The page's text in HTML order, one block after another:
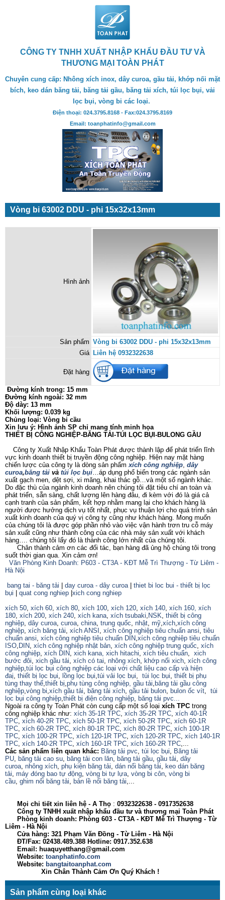
CÔNG TY TNHH XUẤT NHẬP KHẨU ĐẦU TƯ VÀ
THƯƠNG MẠI TOÀN PHÁT
Chuyên cung cấp: Nhông xích inox, dây curoa, gầu tải, khớp nối mặt
bích, keo dán băng tải, băng tải gầu, băng tải xích, túi lọc bụi, vải
lọc bụi, vòng bi các loại.
Điện thoại: 024.3795.8168 - Fax:024.3795.8169
Email: toanphatinfo@gmail.com
Vòng bi 63002 DDU - phi 15x32x13mm
Hình ảnh
Sản phẩm Vòng bi 63002 DDU - phi 15x32x13mm
Giá Liên hệ 0932322638
Đặt hàng
Đường kính trong: 15 mm
Đường kính ngoài: 32 mm
Độ dày: 13 mm
Khối lượng: 0.039 kg
Chủng loại: Vòng bi cầu
Xin lưu ý: Hình ảnh SP chỉ mang tính minh họa
THIẾT BỊ CÔNG NGHIỆP-BĂNG TẢI-TÚI LỌC BỤI-BULONG GẦU
Công ty Xuất Nhập Khẩu Toàn Phát được thành lập để phát triển lĩnh
vực kinh doanh thiết bị truyền động công nghiệp. Hiện nay mặt hàng
chiến lược của công ty là dòng sản phẩm xích công nghiệp, dây
curoa,băng tải và túi lọc bụi…áp dụng phổ biến trong các ngành sản
xuất gạch men, dệt sợi, xi măng, khai thác gỗ…và một số ngành khác.
Do đặc thù của ngành kinh doanh nên chúng tôi đặt tiêu chí an toàn và
phát triển, sẵn sàng, chất lượng lên hàng đâu, đi kèm với đó là giá cả
cạnh tranh của sản phẩm, kết hợp nhằm mang lại cho khách hàng là
người được hưởng dịch vụ tốt nhất, phục vụ thuận lợi cho quá trình sản
xuất kinh doanh của quý vị công ty cũng như khách hàng. Mong muốn
của chúng tôi là được góp phần nhỏ vào việc vận hành trơn tru cỗ máy
sản xuất cũng như thành công của các nhà máy sản xuất với khách
hàng…. chúng tôi lấy đó là thành công lớn nhất của chúng tôi.
Chân thành cảm ơn các đối tác, bạn hàng đã ủng hộ chúng tôi trong
suốt thời gian qua. Xin cảm ơn!
Văn Phòng Kinh Doanh: P603 - CT3A - KĐT Mễ Trì Thượng - Từ Liêm -
Hà Nội
bang tai - băng tải
day curoa - dây curoa| thiet bi loc bui - thiết bị lọc
bụi
quat cong nghiep xich cong nghiep
xích 50, xích 60, xích 80, xích 100, xích 120, xích 140, xích 160, xích
180, xích 200, xích 240, xích kana, xích tsubaki, NSK, thiết bị công
nghiệp, dây curoa, curoa, china, trung quốc, nhật, mỹ,xích,xích công
nghiệp, xích băng tải, xích ANSI , xích công nghiệp tiêu chuẩn ansi, tiêu
chuẩn ansi, xích công nghiệp tiêu chuẩn DIN,xích công nghiệp tiêu chuẩn
ISO, DIN, xích công nghiệp nhật bản, xích công nghiệp trung quốc, xích
công nghiệp, xích DIN, xich kana, xich hitachi, xích tiêu chuẩn, xich
bước đôi, xich gầu tải, xích có tai, nhông xích, khớp nối xich, xích công
nghiệp,túi lọc bụi công nghiệp các loại với chất liệu cao cấp và hiện
đaị, thiết bị lọc bụi, lồng lọc bụi,túi vải lọc bụi, túi lọc bụi, thiết bị phụ
tùng thay thế,thiết bị,phụ tùng công nghiệp, gầu tải, băng tải gầu công
nghiệp,vòng bi,xích gầu tải, băng tải xích, gầu tải bulon, bulon ốc vít, túi
lọc bụi công nghiệp,thiết bị điện công nghiệp, băng tải pvc...
Ngoài ra công ty Toàn Phát còn cung cấp một số loại xích TPC trong
công nghiệp khác như: xích 35-1R TPC, xích 35-2R TPC, xích 40-1R
TPC, xích 40-2R TPC, xích 50-1R TPC, xích 50-2R TPC, xích 60-1R
TPC, xích 60-2R TPC, xích 80-1R TPC, xích 80-2R TPC, xích 100-1R
TPC, xích 100-2R TPC, xích 120-1R TPC, xích 120-2R TPC, xích 140-1R
TPC, xích 140-2R TPC, xích 160-1R TPC, xích 160-2R TPC,...
Các sản phẩm liên quan khác: Băng tải pvc, túi lọc bụi, Băng tải
PU, băng tải cao su, băng tải con lăn, băng tải gầu, gầu tải, dây
curoa, nhông xích, phụ kiện băng tải, dán nối băng tải, keo dán băng
tải, máy đóng bao tự động, vòng bi tự lựa, vòng bi côn, vòng bi
cầu, ghim nối băng tải, bản lề nối băng tải,...
Mọi chi tiết xin liên hệ - A Thọ : 0932322638 - 0917352638
Công ty TNHH xuất nhập khẩu đầu tư và thương mại Toàn Phát
Phòng kinh doanh: Phòng 603 - CT3A - KĐT Mễ Trì Thượng - Từ
Liêm - Hà Nội
Cửa hàng: 321 Phạm Văn Đồng - Từ Liêm - Hà Nội
ĐT/Fax: 02438.489.388 Hotline: 0917.352.638
Email: huaquyetthang@gmail.com
Website: toanphatinfo.com
Website: bangtaitoanphat.com
Xin Chân Thành Cảm Ơn Quý Khách !
Sản phẩm cùng loại khác